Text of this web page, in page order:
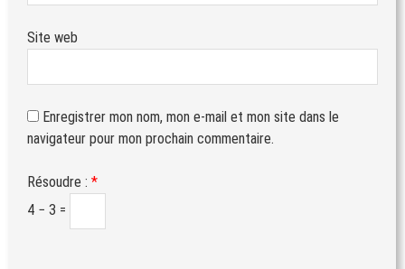
Site web
Enregistrer mon nom, mon e-mail et mon site dans le
navigateur pour mon prochain commentaire.
Résoudre : *
4 − 3 =